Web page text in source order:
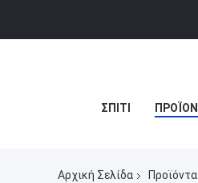
ΣΠΊΤΙ
Αρχική Σελίδα Προϊόντα